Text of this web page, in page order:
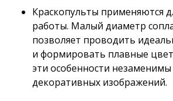
Краскопульты применяются
работы. Малый диаметр
позволяет проводить
и формировать плавные
эти особенности
декоративных изображений.